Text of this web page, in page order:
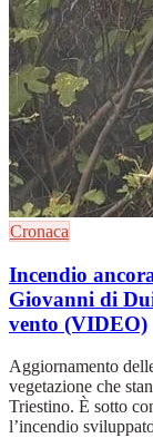
Cronaca
Incendio
Giovanni di
vento (VIDEO)
Aggiornamento
vegetazione che
Triestino. È sotto
l’incendio